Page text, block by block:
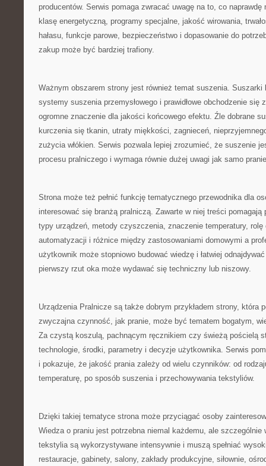
producentów. Serwis pomaga zwracać uwagę na to, co
klasę energetyczną, programy specjalne, jakość wirowania,
hałasu, funkcje parowe, bezpieczeństwo i dopasowanie do
zakup może być bardziej trafiony.
Ważnym obszarem strony jest również temat suszenia. Suszarki
systemy suszenia przemysłowego i prawidłowe obchodzenie
ogromne znaczenie dla jakości końcowego efektu. Źle dobrane
kurczenia się tkanin, utraty miękkości, zagnieceń,
zużycia włókien. Serwis pozwala lepiej zrozumieć, że suszenie
procesu pralniczego i wymaga równie dużej uwagi jak samo
Strona może też pełnić funkcję tematycznego przewodnika dla
interesować się branżą pralniczą. Zawarte w niej treści pomagają
typy urządzeń, metody czyszczenia, znaczenie temperatury, rolę
automatyzacji i różnice między zastosowaniami domowymi a
użytkownik może stopniowo budować wiedzę i łatwiej
pierwszy rzut oka może wydawać się techniczny lub niszowy.
Urządzenia Pralnicze są także dobrym przykładem strony, która
zwyczajna czynność, jak pranie, może być tematem bogatym,
Za czystą koszulą, pachnącym ręcznikiem czy świeżą pościelą
technologie, środki, parametry i decyzje użytkownika. Serwis
i pokazuje, że jakość prania zależy od wielu czynników: od
temperaturę, po sposób suszenia i przechowywania tekstyliów.
Dzięki takiej tematyce strona może przyciągać osoby
Wiedza o praniu jest potrzebna niemal każdemu, ale
tekstylia są wykorzystywane intensywnie i muszą spełniać
restauracje, gabinety, salony, zakłady produkcyjne, siłownie,